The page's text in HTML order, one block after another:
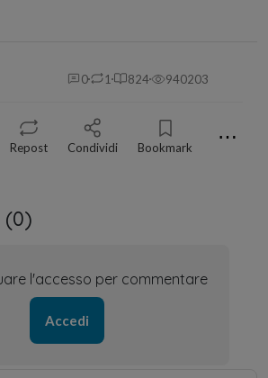
0 1 824 940203
Repost Condividi Bookmark ⋯
(0)
l'accesso per commentare
Accedi